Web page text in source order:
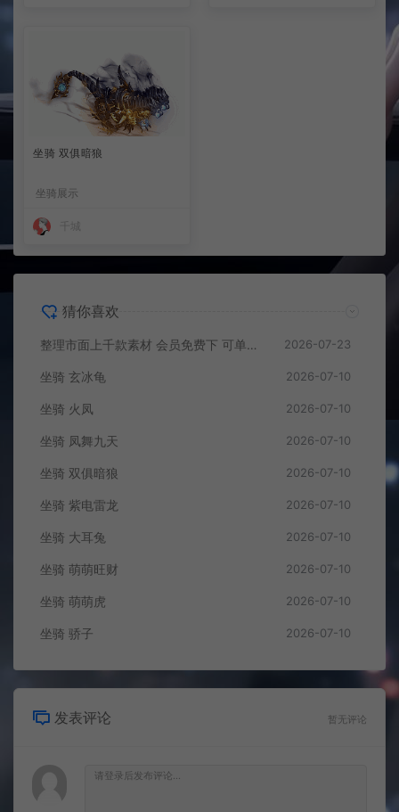
坐骑 双俱暗狼
坐骑展示
猜你喜欢
整理市面上千款素材 会员免费下 可单独买-5个多G 2026-07-23
坐骑 玄冰龟 2026-07-10
坐骑 火凤 2026-07-10
坐骑 凤舞九天 2026-07-10
坐骑 双俱暗狼 2026-07-10
坐骑 紫电雷龙 2026-07-10
坐骑 大耳兔 2026-07-10
坐骑 萌萌旺财 2026-07-10
坐骑 萌萌虎 2026-07-10
坐骑 骄子 2026-07-10
发表评论 暂无评论